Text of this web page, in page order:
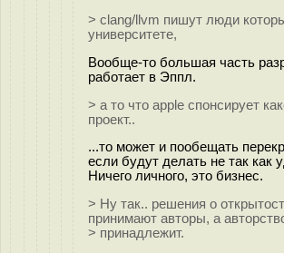
> clang/llvm пишут люди
университете,
Вообще-то большая часть
работает в Эппл.
> а то что apple спонсирует
проект..
...то может и пообещать
если будут делать не так как
Ничего личного, это бизнес.
> Ну так.. решения о
принимают авторы, а
> принадлежит.